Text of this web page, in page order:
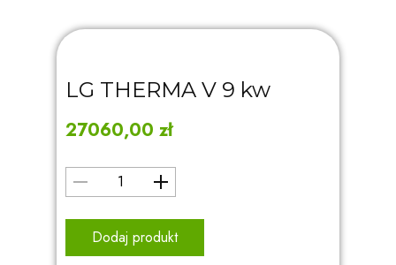
LG THERMA V 9 kw
27060,00 zł
Dodaj produkt